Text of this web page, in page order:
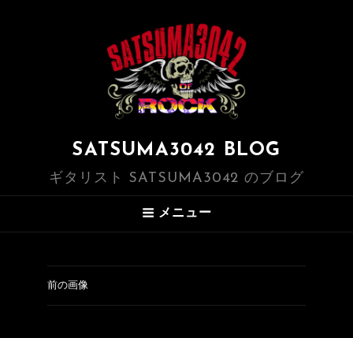
SATSUMA3042 BLOG
ギタリスト SATSUMA3042 のブログ
メニュー
前の画像